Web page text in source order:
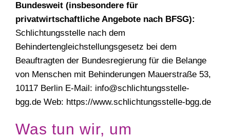
Bundesweit (insbesondere für
privatwirtschaftliche Angebote nach BFSG):
Schlichtungsstelle nach dem
Behindertengleichstellungsgesetz bei dem
Beauftragten der Bundesregierung für die Belange
von Menschen mit Behinderungen Mauerstraße 53,
10117 Berlin E-Mail: info@schlichtungsstelle-
bgg.deWeb: https://www.schlichtungsstelle-bgg.de
Was tun wir, um